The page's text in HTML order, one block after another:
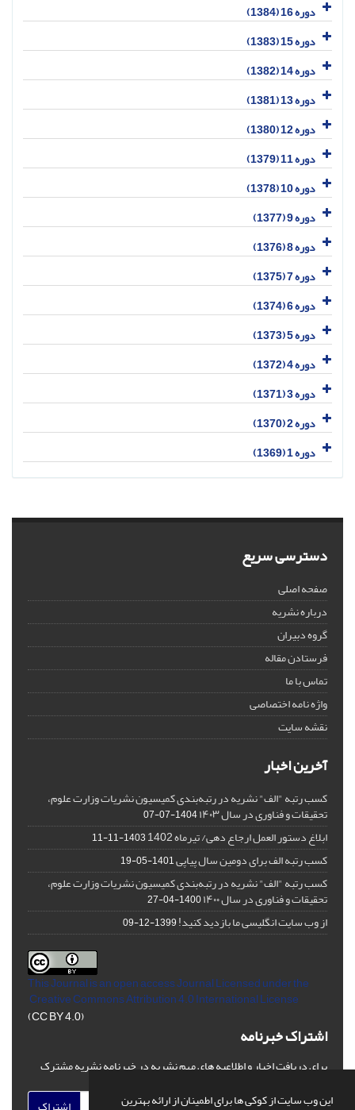
این وب سایت از کوکی ها برای اطمینان از ارائه بهترین
دوره 16 (1384)
دوره 15 (1383)
دوره 14 (1382)
دوره 13 (1381)
دوره 12 (1380)
دوره 11 (1379)
دوره 10 (1378)
دوره 9 (1377)
دوره 8 (1376)
دوره 7 (1375)
دوره 6 (1374)
دوره 5 (1373)
دوره 4 (1372)
دوره 3 (1371)
دوره 2 (1370)
دوره 1 (1369)
دسترسی سریع
صفحه اصلی
درباره نشریه
گروه دبیران
فرستادن مقاله
تماس با ما
واژه نامه اختصاصی
نقشه سایت
آخرین اخبار
کسب رتبه "الف" نشریه در رتبه‌بندی کمیسیون نشریات وزارت علوم،
تحقیقات و فناوری در سال ۱۴۰۳ 1404-07-07
ابلاغ دستور العمل ارجاع دهی/ تیرماه 1402 1403-11-11
کسب رتبه الف برای دومین سال پیاپی1401-05-19
کسب رتبه "الف" نشریه در رتبه‌بندی کمیسیون نشریات وزارت علوم،
تحقیقات و فناوری در سال ۱۴۰۰ 1400-04-27
از وب سایت انگلیسی ما بازدید کنید!1399-12-09
This Journal is an open access Journal Licensedunder the
Creative Commons Attribution 4.0 International License
(CC BY 4.0)
اشتراک خبرنامه
برای دریافت اخبار و اطلاعیه های مهم نشریه در خبرنامه نشریه مشترک